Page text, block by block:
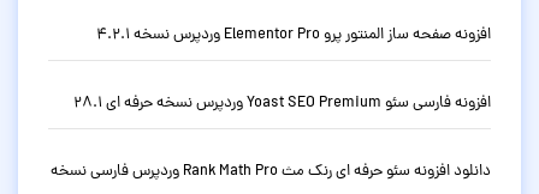
افزونه صفحه ساز المنتور پرو Elementor Pro وردپرس نسخه 4.2.1
افزونه فارسی سئو Yoast SEO Premium وردپرس نسخه حرفه ای 28.1
دانلود افزونه سئو حرفه ای رنک مث Rank Math Pro وردپرس فارسی نسخه